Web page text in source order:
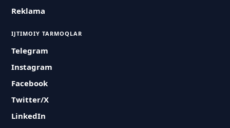
Reklama
IJTIMOIY TARMOQLAR
Telegram
Instagram
Facebook
Twitter/X
LinkedIn